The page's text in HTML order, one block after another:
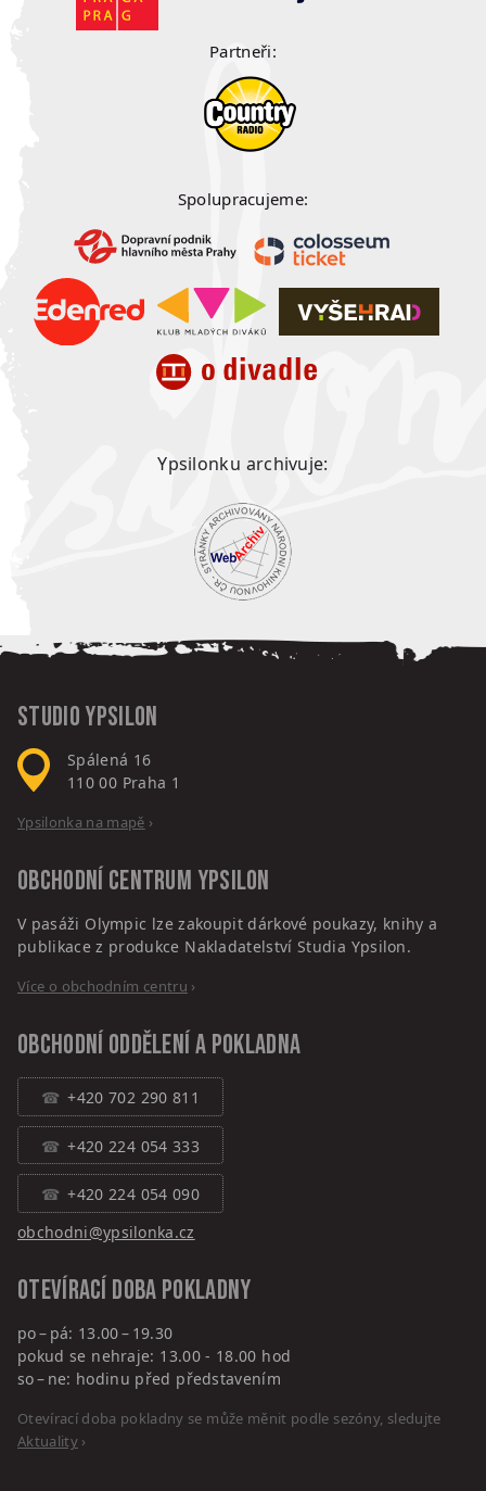
Partneři:
Spolupracujeme:
Ypsilonku archivuje:
Studio Ypsilon
Spálená 16
110 00 Praha 1
Ypsilonka na mapě ›
Obchodní centrum Ypsilon
V pasáži Olympic lze zakoupit dárkové poukazy, knihy a
publikace z produkce Nakladatelství Studia Ypsilon.
Více o obchodním centru ›
Obchodní oddělení a pokladna
+420 702 290 811
+420 224 054 333
+420 224 054 090
obchodni@ypsilonka.cz
Otevírací doba pokladny
po – pá: 13.00 – 19.30
pokud se nehraje: 13.00 - 18.00 hod
so – ne: hodinu před představením
Otevírací doba pokladny se může měnit podle sezóny, sledujte
Aktuality›